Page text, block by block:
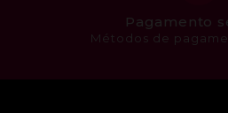
Pagamento
Métodos de